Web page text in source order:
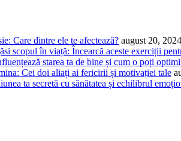
Care dintre ele te afectează? august 20, 2024
scopul în viață: Încearcă aceste exerciții
starea ta de bine și cum o poți
Cei doi aliați ai fericirii și motivației tale
ta secretă cu sănătatea și echilibrul